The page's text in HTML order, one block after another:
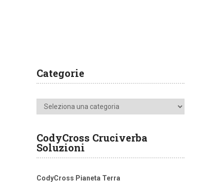
Categorie
Categorie
CodyCross Cruciverba
Soluzioni
CodyCross Pianeta Terra